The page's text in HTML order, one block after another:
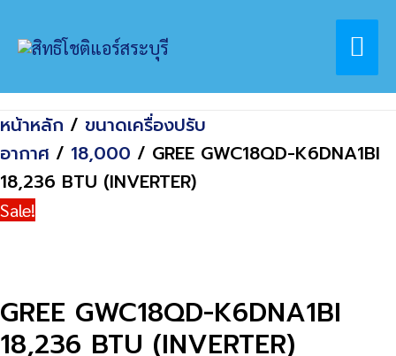
Home
สินค้า
GREE GWC18QD-K6DNA1BI 18,236 BTU
หน้าหลัก / ขนาดเครื่องปรับ
อากาศ / 18,000 / GREE GWC18QD-K6DNA1BI
18,236 BTU (INVERTER)
Sale!
GREE GWC18QD-K6DNA1BI
18,236 BTU (INVERTER)